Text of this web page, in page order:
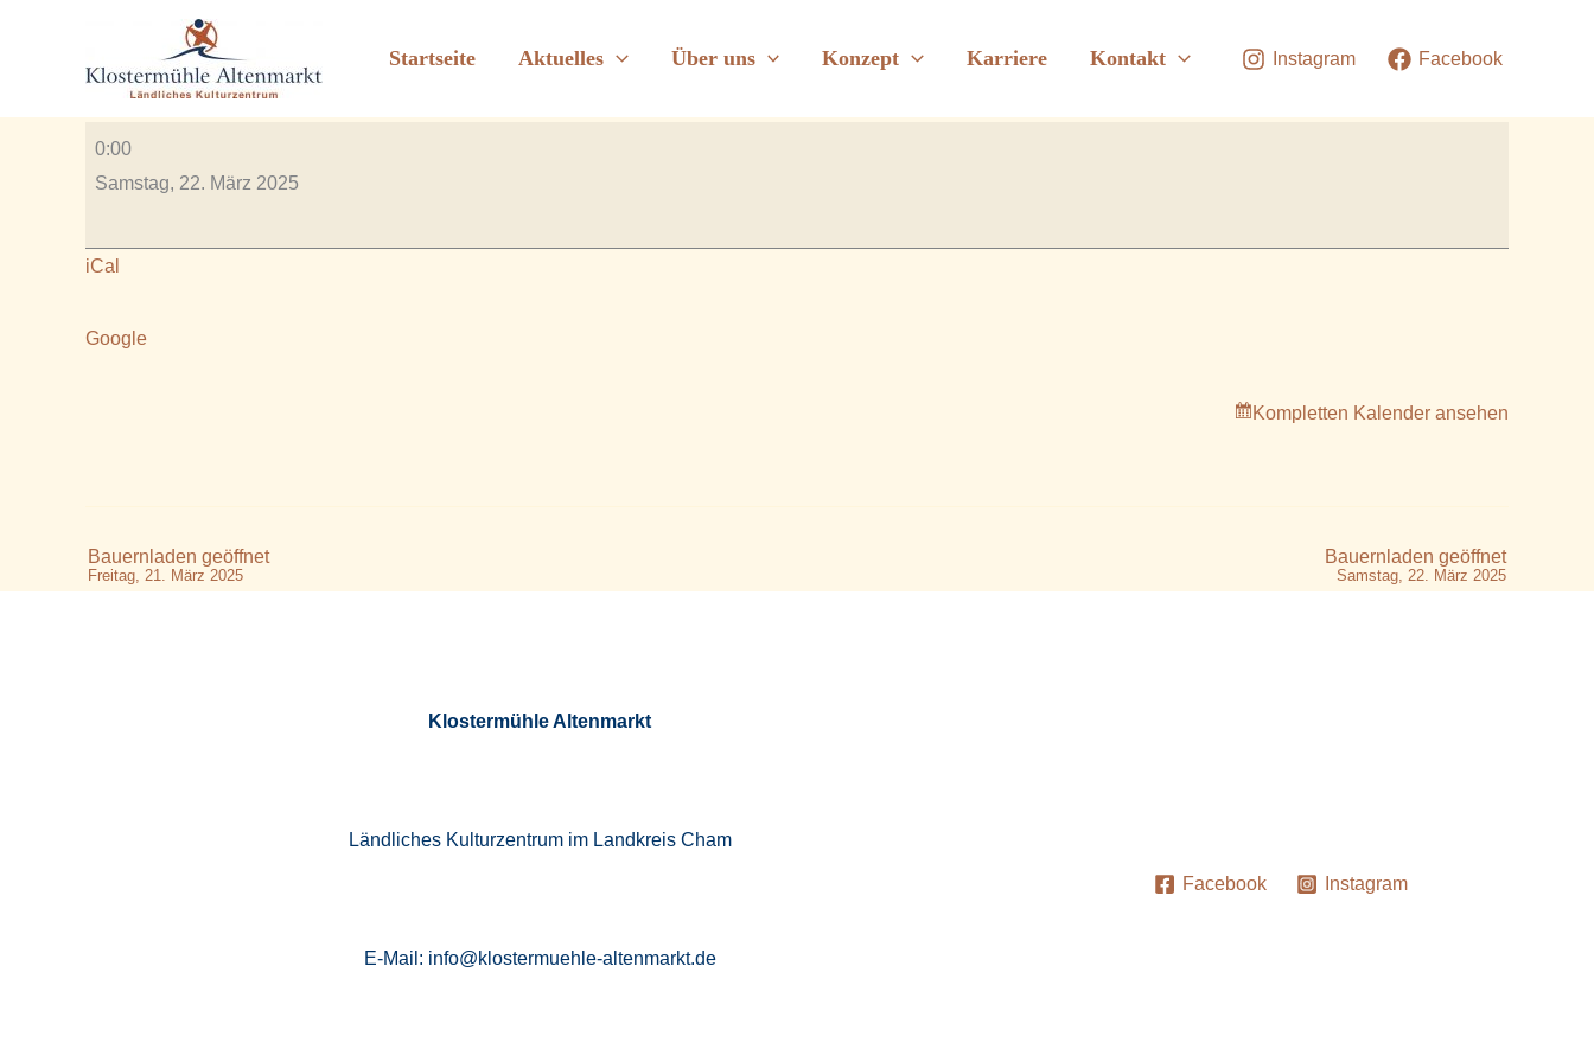
Startseite Aktuelles Über uns Konzept Karriere Kontakt Instagram Facebook
17.00 Uhr BUND Vortrag
VonRauscher_2606/März 13, 2025
17.00
Uhr
0:00
Samstag, 22. März 2025
iCal
Google
Kompletten Kalender ansehen
Bauernladen geöffnet
Freitag, 21. März 2025
Bauernladen geöffnet
Samstag, 22. März 2025
Klostermühle Altenmarkt
Ländliches Kulturzentrum im Landkreis Cham
E-Mail: info@klostermuehle-altenmarkt.de
Facebook Instagram